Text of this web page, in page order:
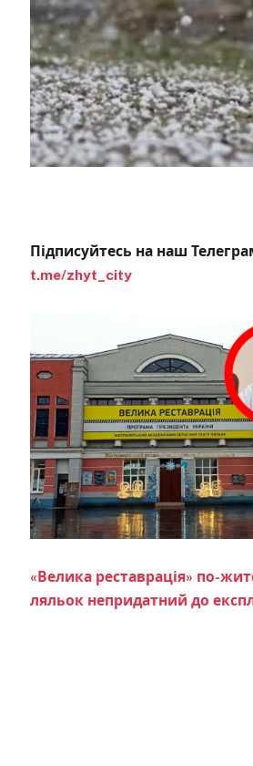
Підписуйтесь на наш
t.me/zhyt_city
«Велика реставрація» по-
ляльок непридатний до